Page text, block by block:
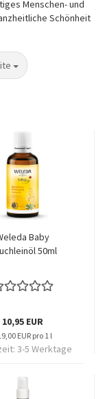
Menschen- und
Schönheit
Baby
50ml
10,95 EUR
EUR pro 1 l
3-5 Werktage